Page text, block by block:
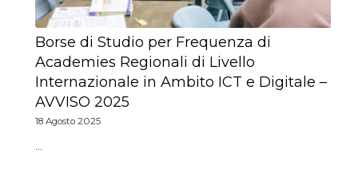
Borse di Studio per Frequenza di
Academies Regionali di Livello
Internazionale in Ambito ICT e Digitale –
AVVISO 2025
18 Agosto 2025